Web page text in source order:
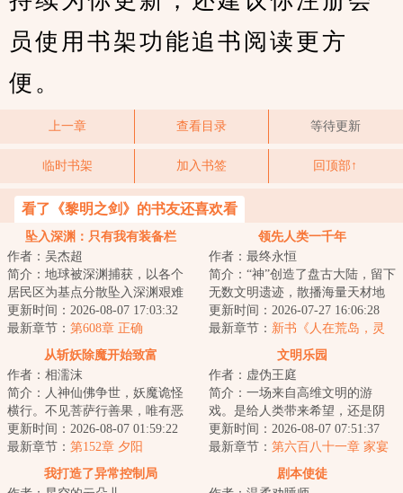
员使用书架功能追书阅读更方
便。
上一章 查看目录 等待更新
临时书架 加入书签 回顶部↑
看了《黎明之剑》的书友还喜欢看
坠入深渊：只有我有装备栏
作者：吴杰超
简介：地球被深渊捕获，以各个
居民区为基点分散坠入深渊艰难
求生，幸存者一边要面对深渊的
恶劣环境，一边...
更新时间：2026-08-07 17:03:32
最新章节： 第608章 正确
领先人类一千年
作者：最终永恒
简介：“神”创造了盘古大陆，留下
无数文明遗迹，散播海量天材地
宝。当人类满怀雄心壮志，意图
闯荡盘古大...
更新时间：2026-07-27 16:06:28
最新章节： 新书《人在荒岛，灵
气怎么复苏了？》以及515打折活
从斩妖除魔开始致富
作者：相濡沫
简介：人神仙佛争世，妖魔诡怪
横行。不见菩萨行善果，唯有恶
魔在人间。斩尽妖魔乾坤净，浮
屠九天神鬼惊。...
更新时间：2026-08-07 01:59:22
最新章节： 第152章 夕阳
文明乐园
作者：虚伪王庭
简介：一场来自高维文明的游
戏。是给人类带来希望，还是阴
谋？面对即将熄灭的文明。是帮
助点燃火种，还是...
更新时间：2026-08-07 07:51:37
最新章节： 第六百八十一章 家宴
（为白银盟主冰衫沐雪加更）
我打造了异常控制局
剧本使徒